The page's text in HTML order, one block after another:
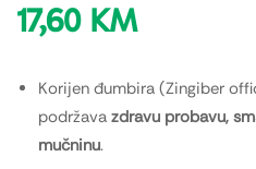
17,60 KM
Korijen đumbira (Zingiber
podržava zdravu probavu,
mučninu.